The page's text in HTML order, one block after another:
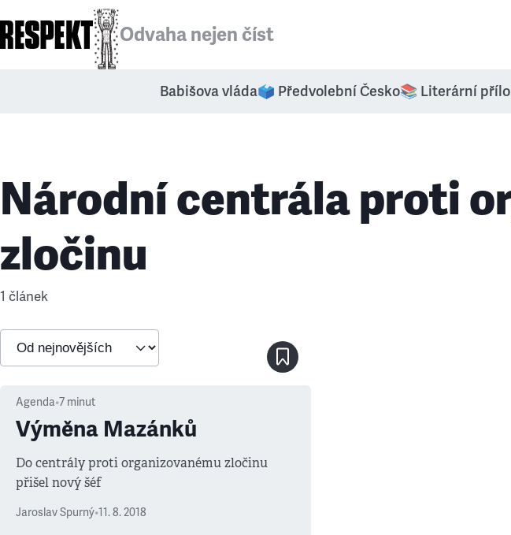
Odvaha nejen číst
Babišova vláda🗳️ Předvolební Česko📚 Literární
Národní centrála proti
zločinu
1 článek
Agenda•7 minut
Výměna Mazánků
Do centrály proti organizovanému zločinu
přišel nový šéf
Jaroslav Spurný•11. 8. 2018